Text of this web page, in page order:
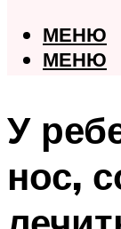
МЕНЮ
МЕНЮ
У
нос,